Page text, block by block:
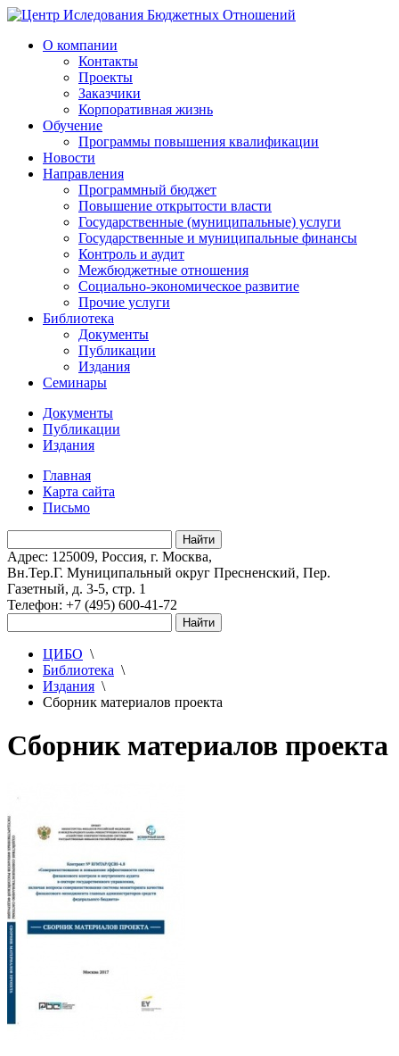
О компании
Контакты
Проекты
Заказчики
Корпоративная жизнь
Обучение
Программы повышения квалификации
Новости
Направления
Программный бюджет
Повышение открытости власти
Государственные (муниципальные) услуги
Государственные и муниципальные финансы
Контроль и аудит
Межбюджетные отношения
Социально-экономическое развитие
Прочие услуги
Библиотека
Документы
Публикации
Издания
Семинары
Документы
Публикации
Издания
Главная
Карта сайта
Письмо
Адрес: 125009, Россия, г. Москва,
Вн.Тер.Г. Муниципальный округ Пресненский, Пер.
Газетный, д. 3-5, стр. 1
Телефон: +7 (495) 600-41-72
ЦИБО \
Библиотека \
Издания \
Сборник материалов проекта
Сборник материалов проекта